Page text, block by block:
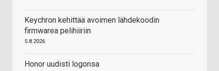
Keychron kehittää avoimen lähdekoodin
firmwarea pelihiiriin
5.8.2026
Honor uudisti logonsa